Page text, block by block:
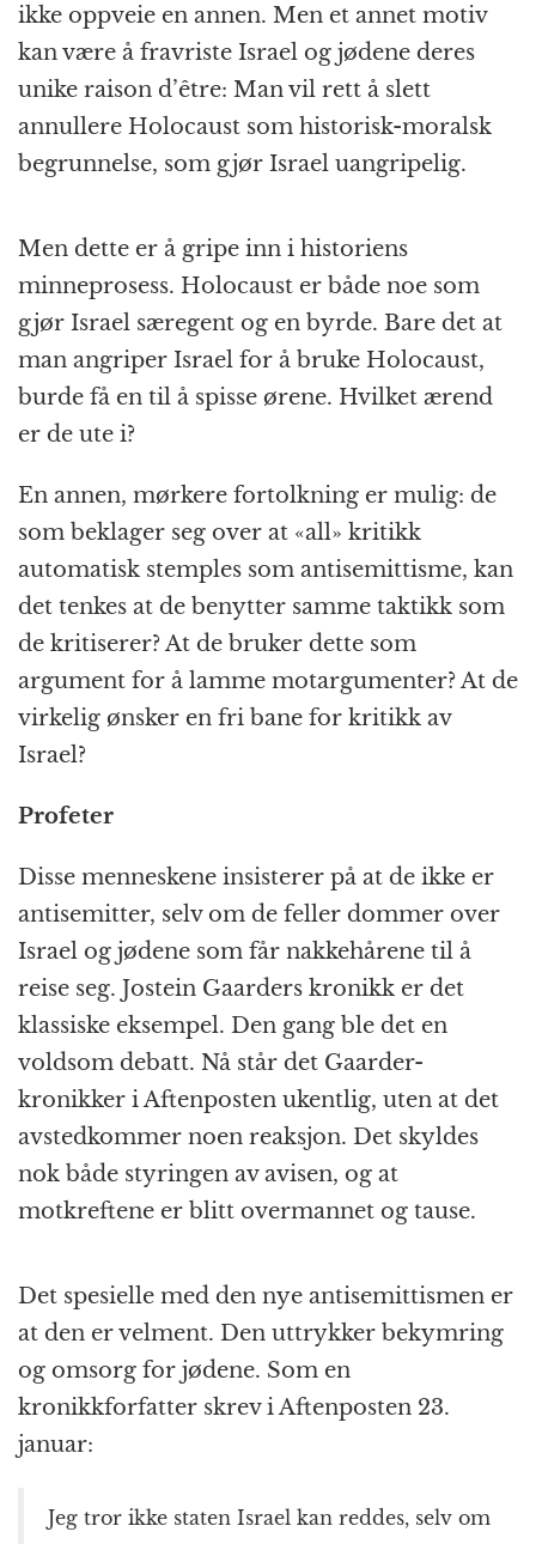
ikke oppveie en annen. Men et annet motiv
kan være å fravriste Israel og jødene deres
unike raison d’être: Man vil rett å slett
annullere Holocaust som historisk-moralsk
begrunnelse, som gjør Israel uangripelig.
Men dette er å gripe inn i historiens
minneprosess. Holocaust er både noe som
gjør Israel særegent og en byrde. Bare det at
man angriper Israel for å bruke Holocaust,
burde få en til å spisse ørene. Hvilket ærend
er de ute i?
En annen, mørkere fortolkning er mulig: de
som beklager seg over at «all» kritikk
automatisk stemples som antisemittisme, kan
det tenkes at de benytter samme taktikk som
de kritiserer? At de bruker dette som
argument for å lamme motargumenter? At de
virkelig ønsker en fri bane for kritikk av
Israel?
Profeter
Disse menneskene insisterer på at de ikke er
antisemitter, selv om de feller dommer over
Israel og jødene som får nakkehårene til å
reise seg. Jostein Gaarders kronikk er det
klassiske eksempel. Den gang ble det en
voldsom debatt. Nå står det Gaarder-
kronikker i Aftenposten ukentlig, uten at det
avstedkommer noen reaksjon. Det skyldes
nok både styringen av avisen, og at
motkreftene er blitt overmannet og tause.
Det spesielle med den nye antisemittismen er
at den er velment. Den uttrykker bekymring
og omsorg for jødene. Som en
kronikkforfatter skrev i Aftenposten 23.
januar:
Jeg tror ikke staten Israel kan reddes, selv om